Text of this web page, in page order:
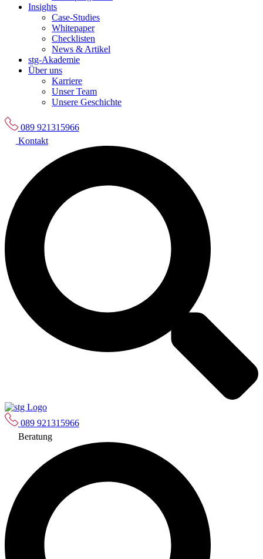
Insights
Case-Studies
Whitepaper
Checklisten
News & Artikel
stg-Akademie
Über uns
Karriere
Unser Team
Unsere Geschichte
089 921315966
Kontakt
089 921315966
Beratung